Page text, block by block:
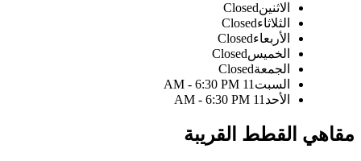
الاثنينClosed
الثلاثاءClosed
الأربعاءClosed
الخميسClosed
الجمعةClosed
السبت 11 AM - 6:30 PM
الأحد 11 AM - 6:30 PM
مقاهي القطط القريبة